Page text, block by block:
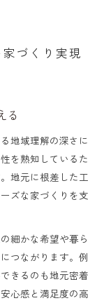
づくり実現
る
地域理解の深さに
を熟知しているた
地元に根差した工
ズな家づくりを支
細かな希望や暮ら
つながります。例
きるのも地元密着
心感と満足度の高